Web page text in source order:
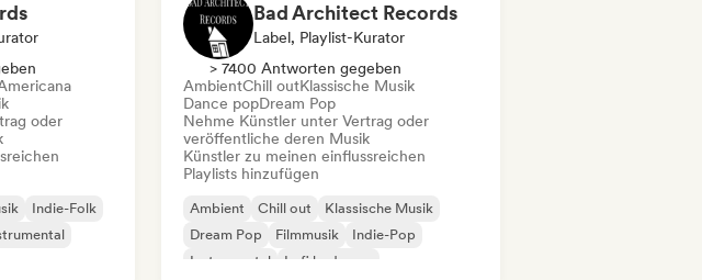
oder
Indie-Folk
Bad Architect Records
Label, Playlist-Kurator
> 7400 Antworten gegeben
AmbientChill outKlassische Musik
Dance popDream Pop
Nehme Künstler unter Vertrag oder
veröffentliche deren Musik
Künstler zu meinen einflussreichen
Playlists hinzufügen
Ambient Chill out
Klassische Musik
Dream Pop
Filmmusik
Indie-Pop
Instrumental
Lofi bedroom